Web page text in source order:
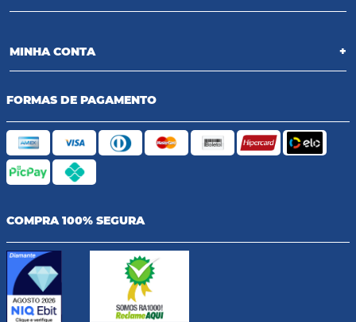
MINHA CONTA +
FORMAS DE PAGAMENTO
COMPRA 100% SEGURA